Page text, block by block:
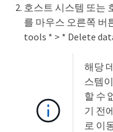
호스트 시스템 또는
를 마우스 오른쪽 버
tools * > * Delete
해당
스템
할 수
기 전
로 이